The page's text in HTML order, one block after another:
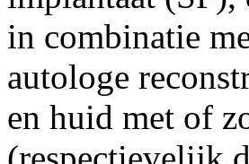
in combinatie
autologe
en huid met of